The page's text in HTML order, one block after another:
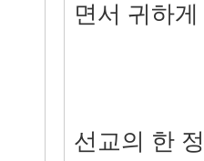
면서 귀하
선교의 한